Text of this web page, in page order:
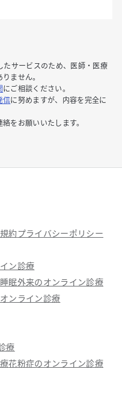
たサービスのため、医師・医療
ません。
にご相談ください。
信に努めますが、内容を完全に
絡をお願いいたします。
約プライバシーポリシー
ン診療
睡眠外来のオンライン診療
ンライン診療
療
花粉症のオンライン診療